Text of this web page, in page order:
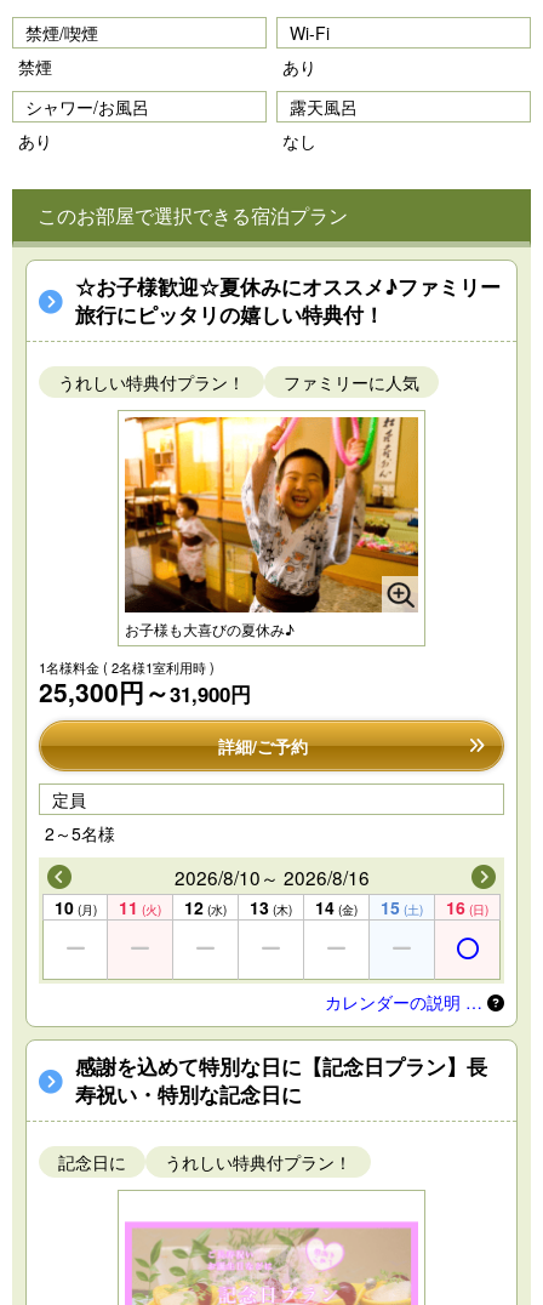
禁煙/喫煙
禁煙
Wi-Fi
あり
シャワー/お風呂
あり
露天風呂
なし
このお部屋で選択できる宿泊プラン
☆お子様歓迎☆夏休みにオススメ♪ファミリー
旅行にピッタリの嬉しい特典付！
うれしい特典付プラン！ ファミリーに人気
お子様も大喜びの夏休み♪
1名様料金( 2名様1室利用時 )
25,300円～31,900円
詳細/ご予約
定員
2～5名様
2026/8/10～ 2026/8/16
10 (月) 11 (火) 12 (水) 13 (木) 14 (金) 15 (土) 16 (日)
カレンダーの説明 …
感謝を込めて特別な日に【記念日プラン】長
寿祝い・特別な記念日に
記念日に うれしい特典付プラン！